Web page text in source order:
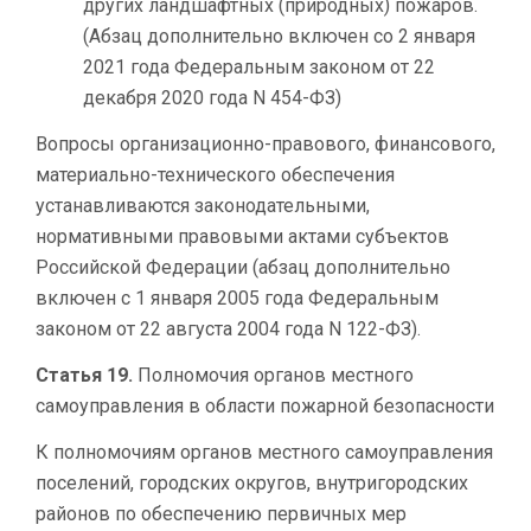
других ландшафтных (природных) пожаров.
(Абзац дополнительно включен со 2 января
2021 года Федеральным законом от 22
декабря 2020 года N 454-ФЗ)
Вопросы организационно-правового, финансового,
материально-технического обеспечения
устанавливаются законодательными,
нормативными правовыми актами субъектов
Российской Федерации (абзац дополнительно
включен с 1 января 2005 года Федеральным
законом от 22 августа 2004 года N 122-ФЗ).
Статья 19. Полномочия органов местного
самоуправления в области пожарной безопасности
К полномочиям органов местного самоуправления
поселений, городских округов, внутригородских
районов по обеспечению первичных мер